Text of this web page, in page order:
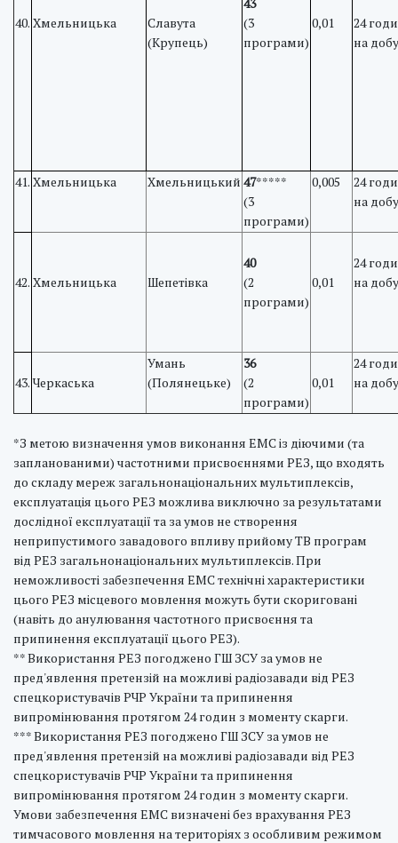
40. Хмельницька
Славута
(Крупець)
(3
програми)
0,01
24
на добу
41. Хмельницька Хмельницький 47*****
(3
програми)
0,005
24
на добу
42. Хмельницька Шепетівка
40
(2
програми)
0,01
24
на добу
43. Черкаська
Умань
(Полянецьке)
36
(2
програми)
0,01
24
на добу
*З метою визначення умов виконання ЕМС із діючими (та
запланованими) частотними присвоєннями РЕЗ, що входять
до складу мереж загальнонаціональних мультиплексів,
експлуатація цього РЕЗ можлива виключно за результатами
дослідної експлуатації та за умов не створення
неприпустимого завадового впливу прийому ТВ програм
від РЕЗ загальнонаціональних мультиплексів. При
неможливості забезпечення ЕМС технічні характеристики
цього РЕЗ місцевого мовлення можуть бути скориговані
(навіть до анулювання частотного присвоєння та
припинення експлуатації цього РЕЗ).
** Використання РЕЗ погоджено ГШ ЗСУ за умов не
пред'явлення претензій на можливі радіозавади від РЕЗ
спецкористувачів РЧР України та припинення
випромінювання протягом 24 годин з моменту скарги.
*** Використання РЕЗ погоджено ГШ ЗСУ за умов не
пред'явлення претензій на можливі радіозавади від РЕЗ
спецкористувачів РЧР України та припинення
випромінювання протягом 24 годин з моменту скарги.
Умови забезпечення ЕМС визначені без врахування РЕЗ
тимчасового мовлення на територіях з особливим режимом